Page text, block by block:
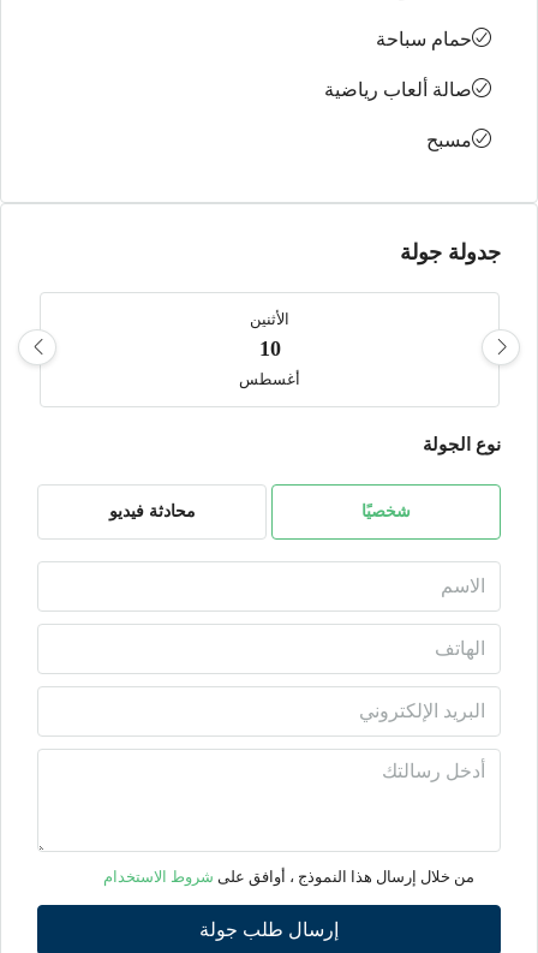
حمام سباحة
صالة ألعاب رياضية
مسبح
جدولة جولة
الأثنين
10
أغسطس
13
14
أغسطس
نوع الجولة
شخصيًا محادثة فيديو
من خلال إرسال هذا النموذج ، أوافق على شروط الاستخدام
إرسال طلب جولة